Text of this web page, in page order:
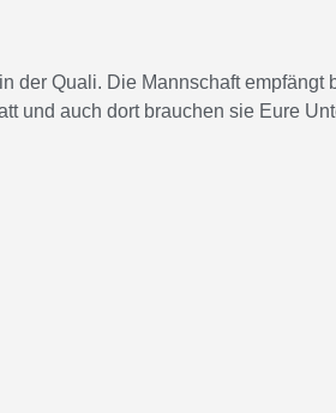
Quali. Die Mannschaft empfängt
und auch dort brauchen sie Eure